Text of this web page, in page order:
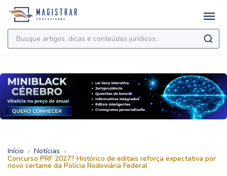
Início › Notícias ›
Concurso PRF 2027? Histórico de editais reforça expectativa por
novo certame da Polícia Rodoviária Federal